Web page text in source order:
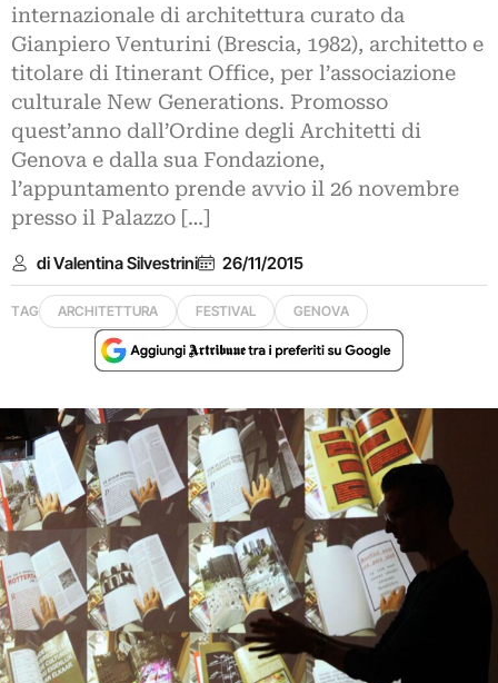
internazionale di architettura curato da
Gianpiero Venturini (Brescia, 1982), architetto e
titolare di Itinerant Office, per l’associazione
culturale New Generations. Promosso
quest’anno dall’Ordine degli Architetti di
Genova e dalla sua Fondazione,
l’appuntamento prende avvio il 26 novembre
presso il Palazzo […]
di Valentina Silvestrini 26/11/2015
TAG ARCHITETTURA FESTIVAL GENOVA